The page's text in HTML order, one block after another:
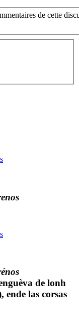
de cette
de lonh
ende las corsas